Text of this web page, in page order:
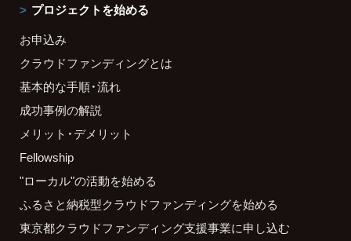
プロジェクトを始める
お申込み
クラウドファンディングとは
基本的な手順・流れ
成功事例の解説
メリット・デメリット
Fellowship
"ローカル"の活動を始める
ふるさと納税型クラウドファンディングを始める
東京都クラウドファンディング支援事業に申し込む